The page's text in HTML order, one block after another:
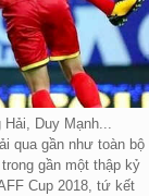
Duy Mạnh...
qua gần như toàn bộ
gần một thập kỷ
Cup 2018, tứ kết